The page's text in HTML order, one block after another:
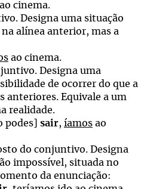
ao cinema.
Designa uma situação
alínea anterior, mas a
ao cinema.
Designa uma
de ocorrer do que a
anteriores. Equivale a um
realidade.
podes] sair, íamos ao
do conjuntivo. Designa
impossível, situada no
da enunciação: